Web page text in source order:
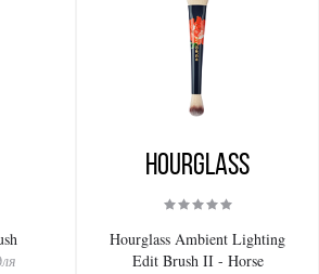
Hourglass
Hourglass Ambient Lighting
Edit Brush II - Horse